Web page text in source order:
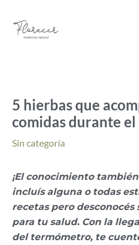
contenido
5 hierbas que
comidas durante
Sin categoría
¡El conocimiento
incluís alguna o todas
recetas pero desconocés
para tu salud. Con la
del termómetro, te